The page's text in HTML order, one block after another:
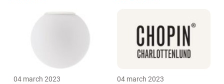
04 march 2023 04 march 2023